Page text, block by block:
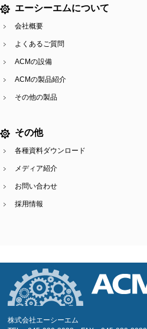
エーシーエムについて
会社概要
よくあるご質問
ACMの設備
ACMの製品紹介
その他の製品
その他
各種資料ダウンロード
メディア紹介
お問い合わせ
採用情報
株式会社エーシーエム